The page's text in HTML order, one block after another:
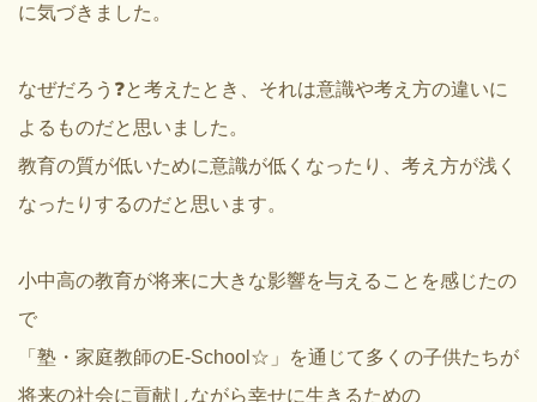
に気づきました。
なぜだろう❓と考えたとき、それは意識や考え方の違いに
よるものだと思いました。
教育の質が低いために意識が低くなったり、考え方が浅く
なったりするのだと思います。
小中高の教育が将来に大きな影響を与えることを感じたの
で
「塾・家庭教師のE-School☆」を通じて多くの子供たちが
将来の社会に貢献しながら幸せに生きるための